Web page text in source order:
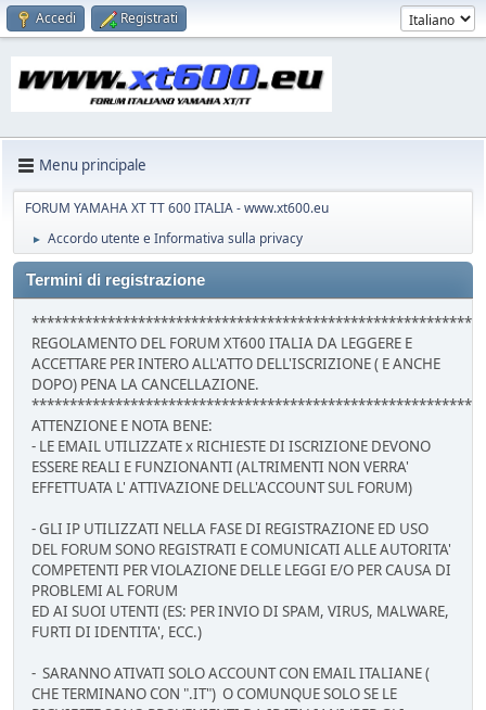
Accedi Registrati
Menu principale
FORUM YAMAHA XT TT 600 ITALIA - www.xt600.eu
► Accordo utente e Informativa sulla privacy
Termini di registrazione
REGOLAMENTO DEL FORUM XT600 ITALIA DA LEGGERE E
ACCETTARE PER INTERO ALL'ATTO DELL'ISCRIZIONE ( E ANCHE
DOPO) PENA LA CANCELLAZIONE.
ATTENZIONE E NOTA BENE:
- LE EMAIL UTILIZZATE x RICHIESTE DI ISCRIZIONE DEVONO
ESSERE REALI E FUNZIONANTI (ALTRIMENTI NON VERRA'
EFFETTUATA L' ATTIVAZIONE DELL'ACCOUNT SUL FORUM)
- GLI IP UTILIZZATI NELLA FASE DI REGISTRAZIONE ED USO
DEL FORUM SONO REGISTRATI E COMUNICATI ALLE AUTORITA'
COMPETENTI PER VIOLAZIONE DELLE LEGGI E/O PER CAUSA DI
PROBLEMI AL FORUM
ED AI SUOI UTENTI (ES: PER INVIO DI SPAM, VIRUS, MALWARE,
FURTI DI IDENTITA', ECC.)
- SARANNO ATIVATI SOLO ACCOUNT CON EMAIL ITALIANE (
CHE TERMINANO CON ".IT") O COMUNQUE SOLO SE LE